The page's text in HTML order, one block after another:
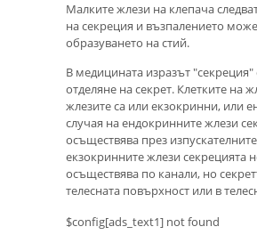
Малките жлези на клепача
на секреция и възпалението
образуването на стий.
В медицината изразът "секреция"
отделяне на секрет. Клетките на
жлезите са или екзокринни, или
случая на ендокринните жлези
осъществява през
екзокринните жлези секрецията
осъществява по канали, но
телесната повърхност или в
$config[ads_text1] not found